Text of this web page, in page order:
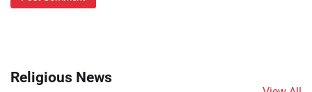
Religious News